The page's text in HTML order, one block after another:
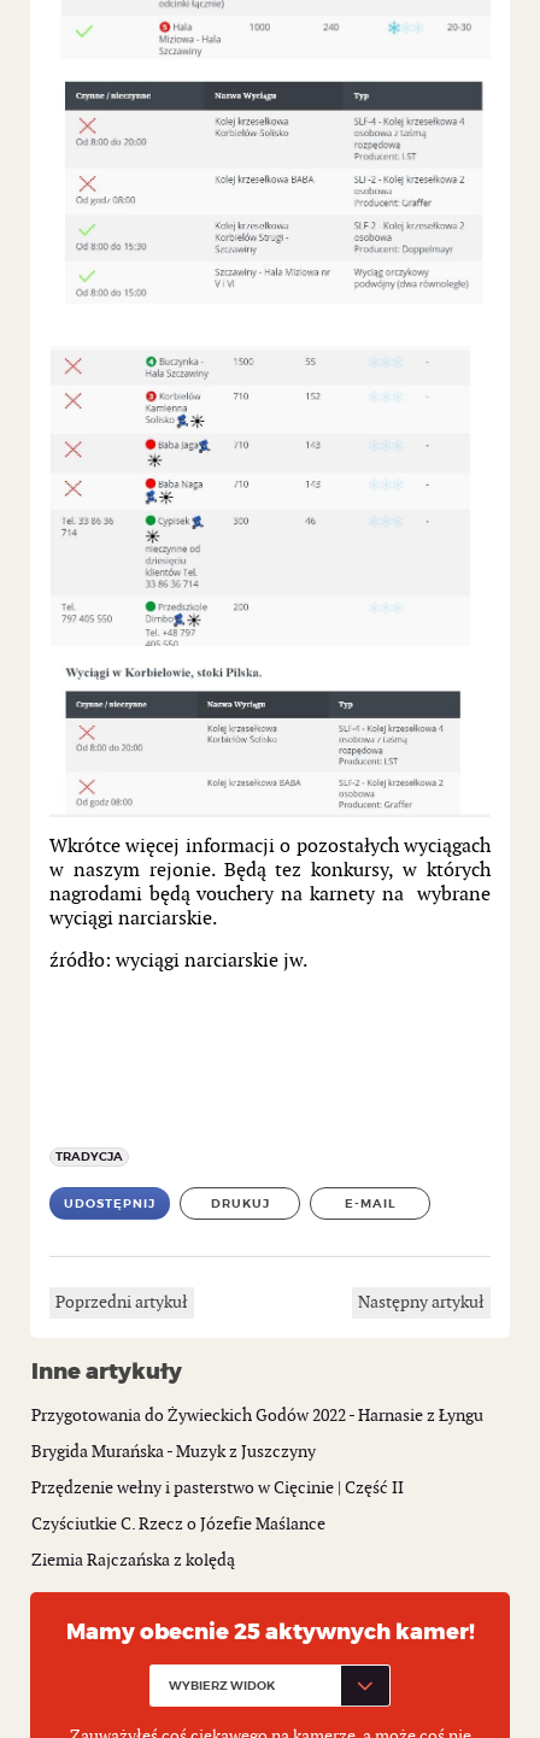
Wkrótce więcej informacji o pozostałych wyciągach
w naszym rejonie. Będą tez konkursy, w których
nagrodami będą vouchery na karnety na wybrane
wyciągi narciarskie.
źródło: wyciągi narciarskie jw.
TRADYCJA
UDOSTĘPNIJ DRUKUJ E-MAIL
Poprzedni artykuł Następny artykuł
Inne artykuły
Przygotowania do Żywieckich Godów 2022 - Harnasie z Łyngu
Brygida Murańska - Muzyk z Juszczyny
Przędzenie wełny i pasterstwo w Cięcinie | Część II
Czyściutkie C. Rzecz o Józefie Maślance
Ziemia Rajczańska z kolędą
Mamy obecnie 25 aktywnych kamer!